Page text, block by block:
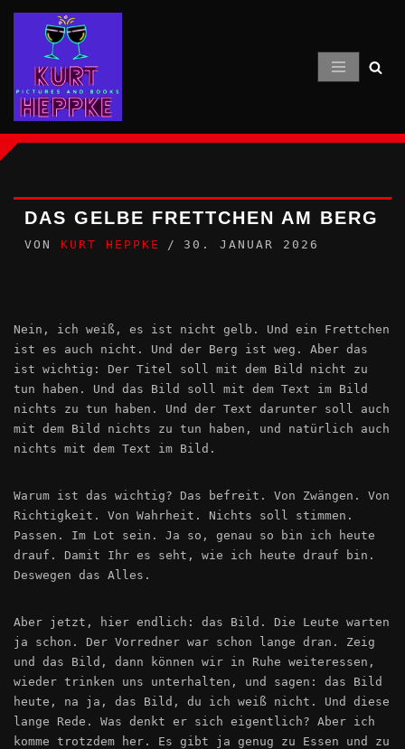
Inhalt
springen
DAS GELBE FRETTCHEN AM BERG
VON KURT HEPPKE 30. JANUAR 2026
Nein, ich weiß, es ist nicht gelb. Und ein Frettchen
ist es auch nicht. Und der Berg ist weg. Aber das
ist wichtig: Der Titel soll mit dem Bild nicht zu
tun haben. Und das Bild soll mit dem Text im Bild
nichts zu tun haben. Und der Text darunter soll auch
mit dem Bild nichts zu tun haben, und natürlich auch
nichts mit dem Text im Bild.
Warum ist das wichtig? Das befreit. Von Zwängen. Von
Richtigkeit. Von Wahrheit. Nichts soll stimmen.
Passen. Im Lot sein. Ja so, genau so bin ich heute
drauf. Damit Ihr es seht, wie ich heute drauf bin.
Deswegen das Alles.
Aber jetzt, hier endlich: das Bild. Die Leute warten
ja schon. Der Vorredner war schon lange dran. Zeig
und das Bild, dann können wir in Ruhe weiteressen,
wieder trinken uns unterhalten, und sagen: das Bild
heute, na ja, das Bild, du ich weiß nicht. Und diese
lange Rede. Was denkt er sich eigentlich? Aber ich
komme trotzdem her. Es gibt ja genug zu Essen und zu